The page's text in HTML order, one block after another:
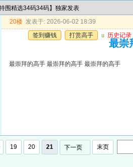
围精选34码34码】独家发表
20楼 发表于: 2026-06-02 18:39
签到赚钱
打赏高手 u 历史记录
最崇
最崇拜的高手 最崇拜的高手 最崇拜的高手
19 20 21 下一页 末页